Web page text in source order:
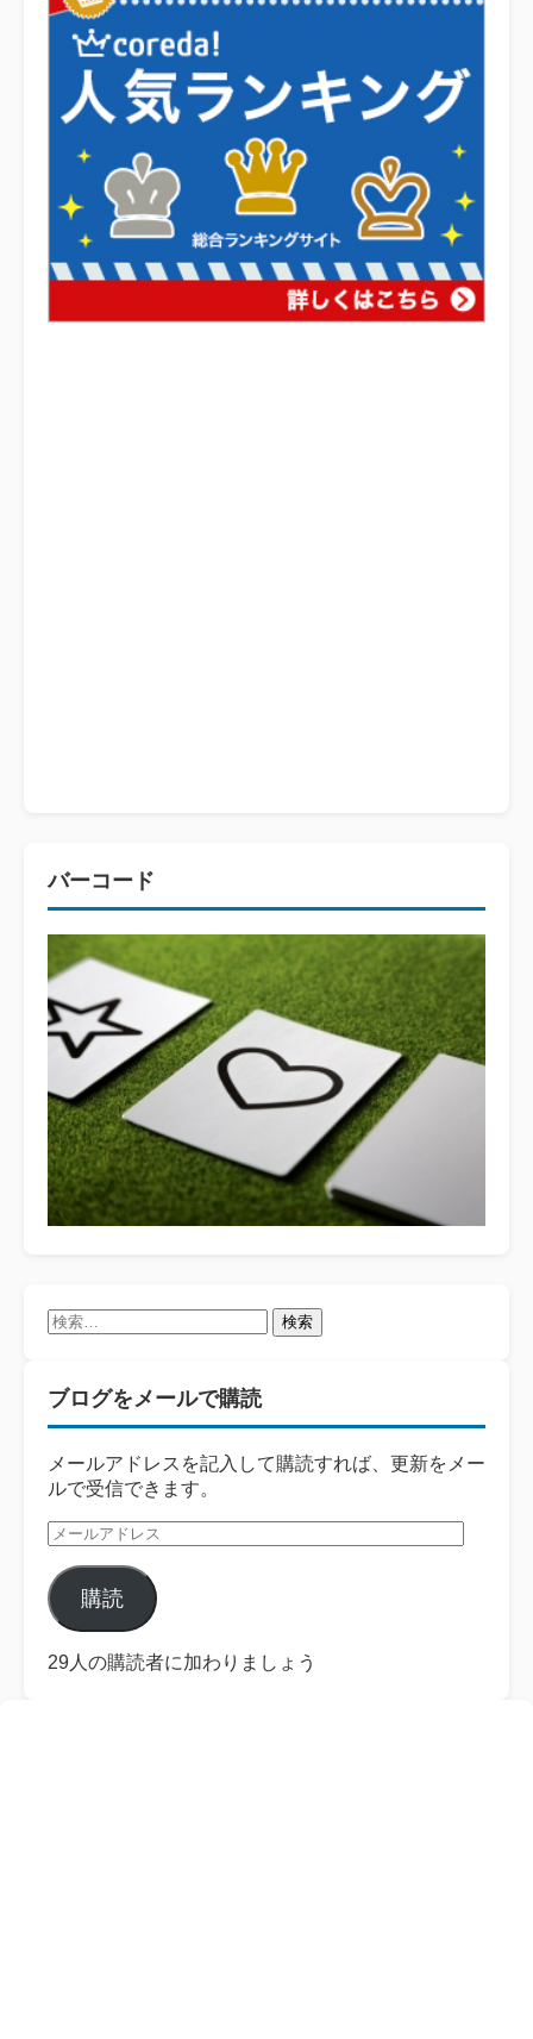
バーコード
検
ブログをメールで購読
メールアドレスを記入して購読すれば、更新をメー
ルで受信できます。
メ
ル
ア
ド
レ
購読
29人の購読者に加わりましょう